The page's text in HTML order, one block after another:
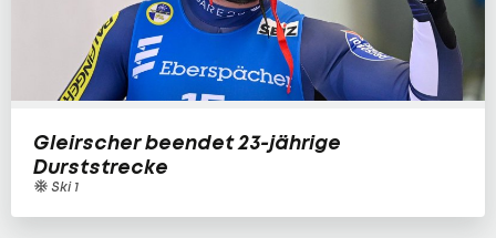
Gleirscher beendet 23-jährige
Durststrecke
Ski 1